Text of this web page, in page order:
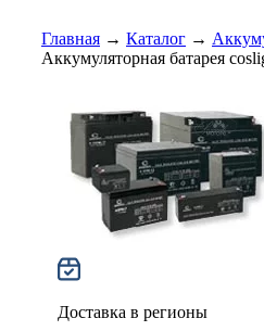
Главная → Каталог →
Аккумуляторная батарея
Доставка в регионы